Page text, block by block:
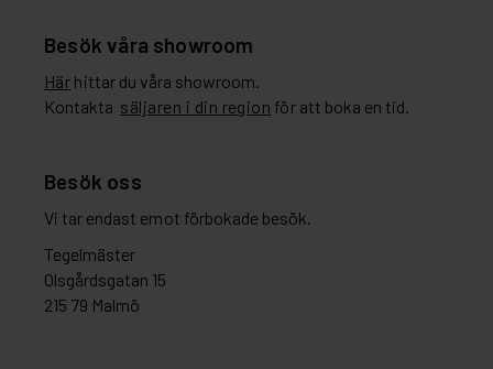
Besök våra showroom
Här hittar du våra showroom.
Kontakta säljaren i din region för att boka en tid.
Besök oss
Vi tar endast emot förbokade besök.
Tegelmäster
Olsgårdsgatan 15
215 79 Malmö